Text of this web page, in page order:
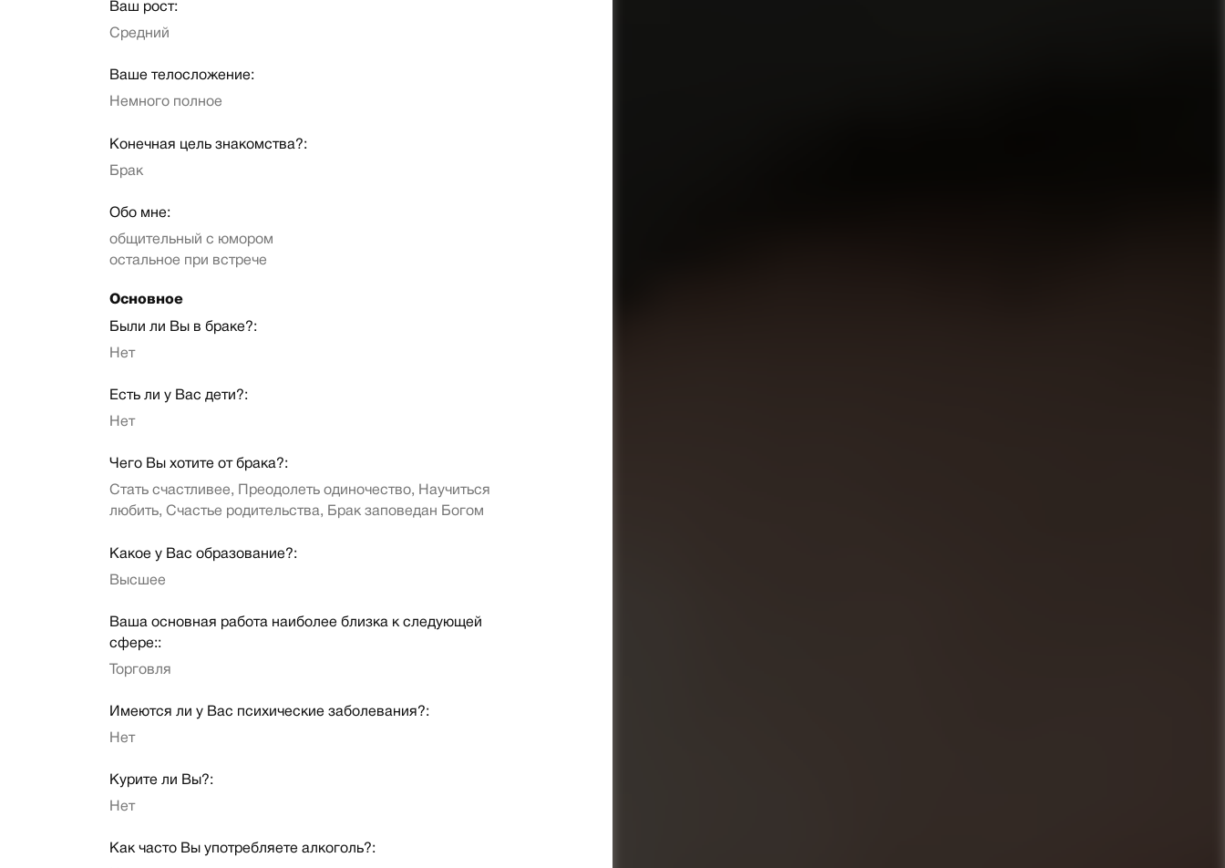
Ваш рост:
Средний
Ваше телосложение:
Немного полное
Конечная цель знакомства?:
Брак
Обо мне:
общительный с юмором
остальное при встрече
Основное
Были ли Вы в браке?:
Нет
Есть ли у Вас дети?:
Нет
Чего Вы хотите от брака?:
Стать счастливее, Преодолеть одиночество, Научиться
любить, Счастье родительства, Брак заповедан Богом
Какое у Вас образование?:
Высшее
Ваша основная работа наиболее близка к следующей
сфере::
Торговля
Имеются ли у Вас психические заболевания?:
Нет
Курите ли Вы?:
Нет
Как часто Вы употребляете алкоголь?: